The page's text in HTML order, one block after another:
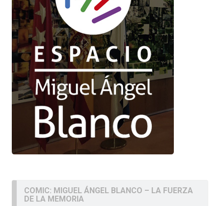
COMIC: MIGUEL ÁNGEL BLANCO – LA FUERZA
DE LA MEMORIA